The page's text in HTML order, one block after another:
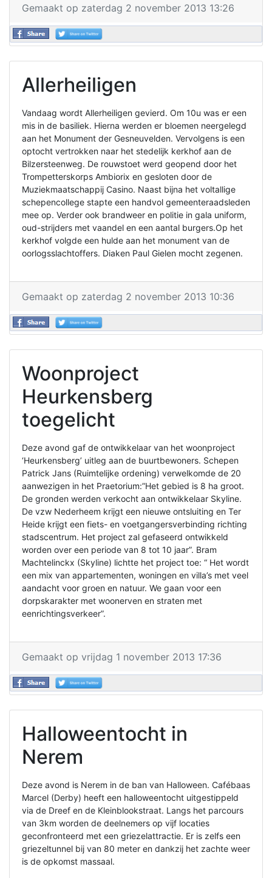
Gemaakt op zaterdag 2 november 2013 13:26
Allerheiligen
Vandaag wordt Allerheiligen gevierd. Om 10u was er een
mis in de basiliek. Hierna werden er bloemen neergelegd
aan het Monument der Gesneuvelden. Vervolgens is een
optocht vertrokken naar het stedelijk kerkhof aan de
Bilzersteenweg. De rouwstoet werd geopend door het
Trompetterskorps Ambiorix en gesloten door de
Muziekmaatschappij Casino. Naast bijna het voltallige
schepencollege stapte een handvol gemeenteraadsleden
mee op. Verder ook brandweer en politie in gala uniform,
oud-strijders met vaandel en een aantal burgers.Op het
kerkhof volgde een hulde aan het monument van de
oorlogsslachtoffers. Diaken Paul Gielen mocht zegenen.
Gemaakt op zaterdag 2 november 2013 10:36
Woonproject
Heurkensberg
toegelicht
Deze avond gaf de ontwikkelaar van het woonproject
‘Heurkensberg’ uitleg aan de buurtbewoners. Schepen
Patrick Jans (Ruimtelijke ordening) verwelkomde de 20
aanwezigen in het Praetorium:”Het gebied is 8 ha groot.
De gronden werden verkocht aan ontwikkelaar Skyline.
De vzw Nederheem krijgt een nieuwe ontsluiting en Ter
Heide krijgt een fiets- en voetgangersverbinding richting
stadscentrum. Het project zal gefaseerd ontwikkeld
worden over een periode van 8 tot 10 jaar”. Bram
Machtelinckx (Skyline) lichtte het project toe: “ Het wordt
een mix van appartementen, woningen en villa’s met veel
aandacht voor groen en natuur. We gaan voor een
dorpskarakter met woonerven en straten met
eenrichtingsverkeer”.
Gemaakt op vrijdag 1 november 2013 17:36
Halloweentocht in
Nerem
Deze avond is Nerem in de ban van Halloween. Cafébaas
Marcel (Derby) heeft een halloweentocht uitgestippeld
via de Dreef en de Kleinblookstraat. Langs het parcours
van 3km worden de deelnemers op vijf locaties
geconfronteerd met een griezelattractie. Er is zelfs een
griezeltunnel bij van 80 meter en dankzij het zachte weer
is de opkomst massaal.